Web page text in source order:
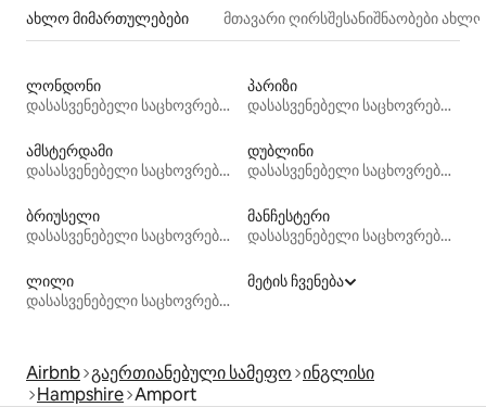
ახლო მიმართულებები მთავარი ღირსშესანიშნაობები
ლონდონი
დასასვენებელი საცხოვრებლები
პარიზი
დასასვენებელი საცხოვრებლები
ამსტერდამი
დასასვენებელი საცხოვრებლები
დუბლინი
დასასვენებელი საცხოვრებლები
ბრიუსელი
დასასვენებელი საცხოვრებლები
მანჩესტერი
დასასვენებელი საცხოვრებლები
ლილი
დასასვენებელი საცხოვრებლები
მეტის ჩვენება
Airbnb გაერთიანებული სამეფო ინგლისი
Hampshire Amport